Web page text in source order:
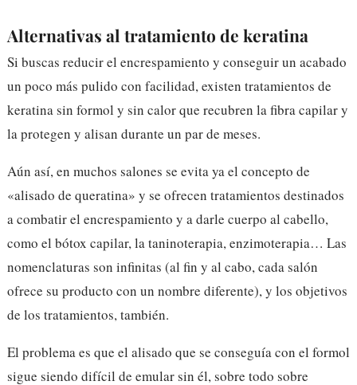
Alternativas al tratamiento de keratina
Si buscas reducir el encrespamiento y conseguir un acabado
un poco más pulido con facilidad, existen tratamientos de
keratina sin formol y sin calor que recubren la fibra capilar y
la protegen y alisan durante un par de meses.
Aún así, en muchos salones se evita ya el concepto de
«alisado de queratina» y se ofrecen tratamientos destinados
a combatir el encrespamiento y a darle cuerpo al cabello,
como el bótox capilar, la taninoterapia, enzimoterapia… Las
nomenclaturas son infinitas (al fin y al cabo, cada salón
ofrece su producto con un nombre diferente), y los objetivos
de los tratamientos, también.
El problema es que el alisado que se conseguía con el formol
sigue siendo difícil de emular sin él, sobre todo sobre